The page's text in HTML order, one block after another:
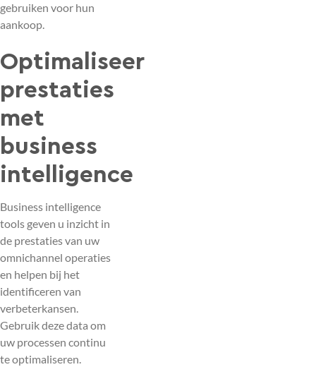
gebruiken voor hun
aankoop.
Optimaliseer
prestaties
met
business
intelligence
Business intelligence
tools geven u inzicht in
de prestaties van uw
omnichannel operaties
en helpen bij het
identificeren van
verbeterkansen.
Gebruik deze data om
uw processen continu
te optimaliseren.